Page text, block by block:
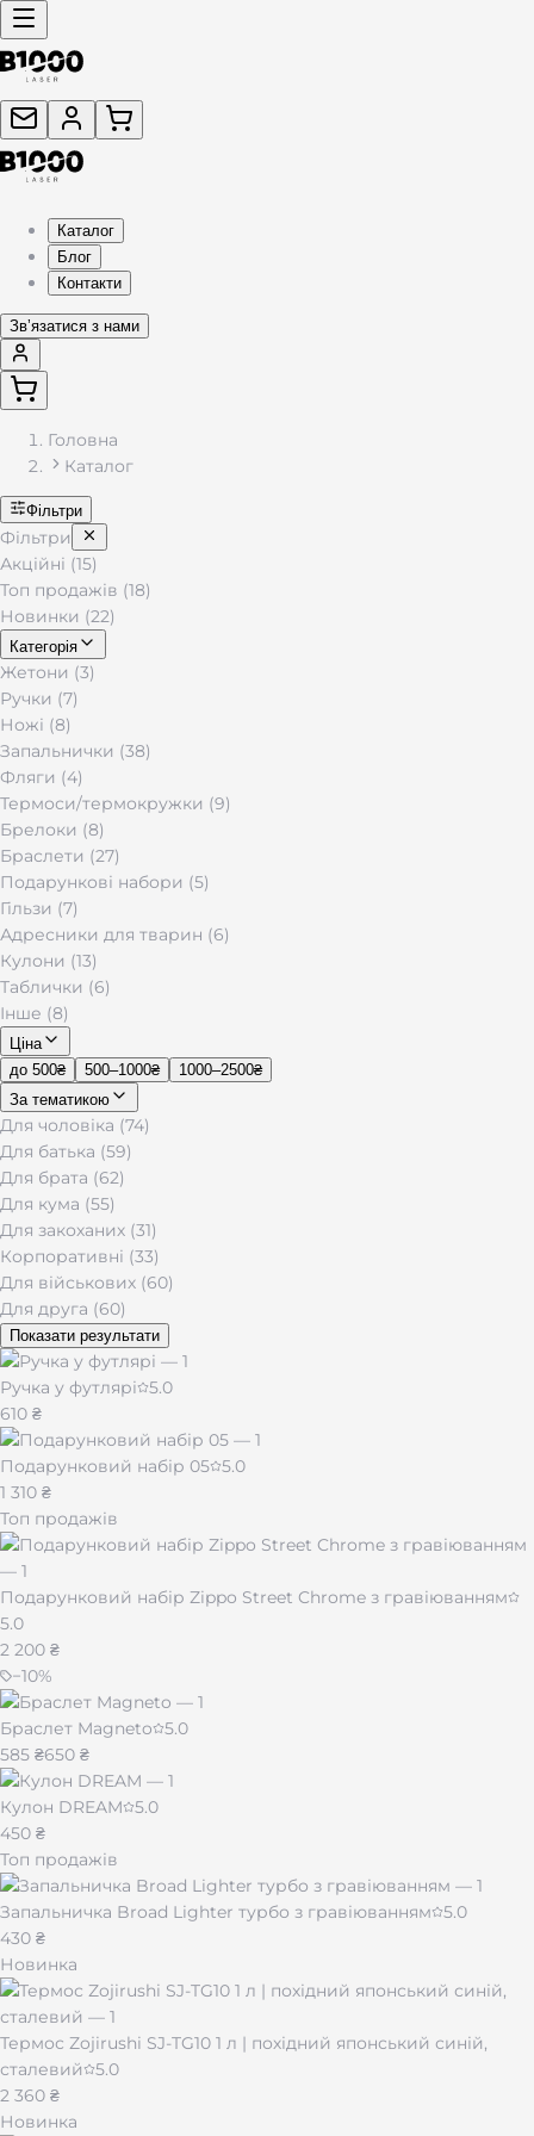
Каталог
Блог
Контакти
Звʼязатися з нами
Головна
Каталог
Фільтри
Фільтри
Акційні (15)
Топ продажів (18)
Новинки (22)
Категорія
Жетони (3)
Ручки (7)
Ножі (8)
Запальнички (38)
Фляги (4)
Термоси/термокружки (9)
Брелоки (8)
Браслети (27)
Подарункові набори (5)
Гільзи (7)
Адресники для тварин (6)
Кулони (13)
Таблички (6)
Інше (8)
Ціна
до 500₴
500–1000₴
1000–2500₴
За тематикою
Для чоловіка (74)
Для батька (59)
Для брата (62)
Для кума (55)
Для закоханих (31)
Корпоративні (33)
Для військових (60)
Для друга (60)
Показати результати
Ручка у футлярі
5.0
610 ₴
Подарунковий набір 05 5.0
1 310 ₴
Топ продажів
Подарунковий набір Zippo Street Chrome з гравіюванням
5.0
2 200 ₴
−10%
Браслет Magneto
5.0
585 ₴650 ₴
Кулон DREAM
5.0
450 ₴
Топ продажів
Запальничка Broad Lighter турбо з гравіюванням
5.0
430 ₴
Новинка
Термос Zojirushi SJ-TG10 1 л | похідний японський синій,
сталевий
5.0
2 360 ₴
Новинка
Каталог подарунків з гравіюванням — жетони, брелоки,